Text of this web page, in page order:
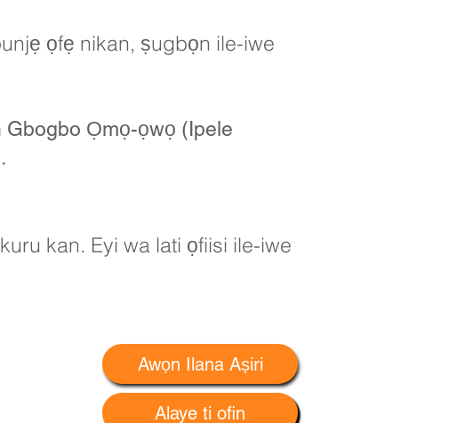
ọfẹ nikan, ṣugbọn ile-iwe
Ọmọ-ọwọ (Ipele
kan. Eyi wa lati ọfiisi ile-iwe
Awọn Ilana Aṣiri
Alaye ti ofin